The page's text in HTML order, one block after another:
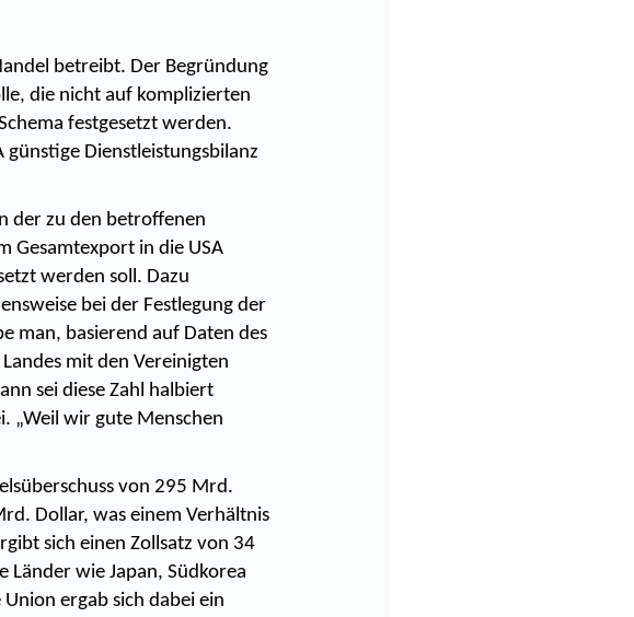
betreibt. Der Begründung
die nicht auf komplizierten
festgesetzt werden.
Dienstleistungsbilanz
der zu den betroffenen
Gesamtexport in die USA
werden soll. Dazu
bei der Festlegung der
man, basierend auf Daten des
mit den Vereinigten
sei diese Zahl halbiert
„Weil wir gute Menschen
von 295 Mrd.
Dollar, was einem Verhältnis
sich einen Zollsatz von 34
Länder wie Japan, Südkorea
ergab sich dabei ein